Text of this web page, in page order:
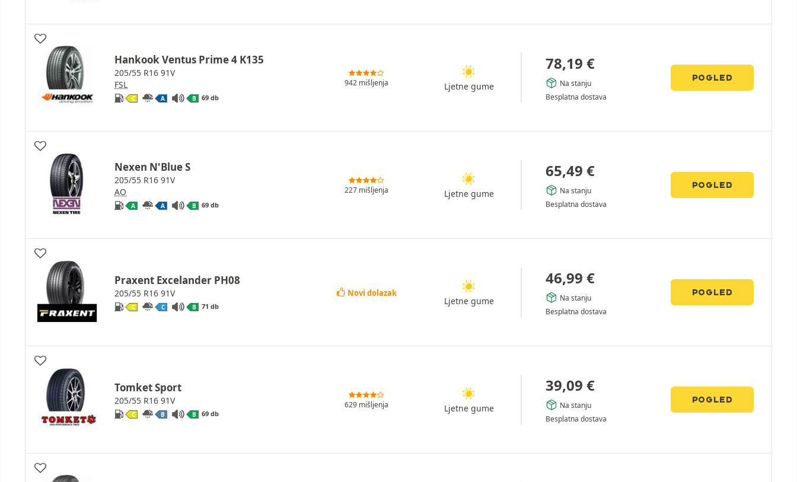
Hankook Ventus Prime 4 K135
205/55 R16 91V
FSL
C A B 69 db
942 mišljenja Ljetne gume
78,19 €
Na stanju
Besplatna dostava
POGLED
Nexen N'Blue S
205/55 R16 91V
AO
A A B 69 db
227 mišljenja Ljetne gume
65,49 €
Na stanju
Besplatna dostava
POGLED
Praxent Excelander PH08
205/55 R16 91V
C C B 71 db
Novi dolazak
Ljetne gume
46,99 €
Na stanju
Besplatna dostava
POGLED
Tomket Sport
205/55 R16 91V
C B B 69 db
629 mišljenja Ljetne gume
39,09 €
Na stanju
Besplatna dostava
POGLED